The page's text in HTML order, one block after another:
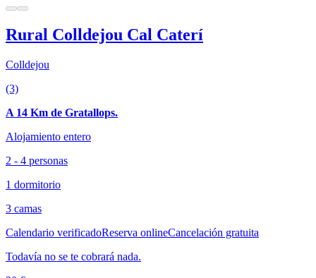
Rural Colldejou Cal Caterí
Colldejou
(3)
A 14 Km de Gratallops.
Alojamiento entero
2 - 4 personas
1 dormitorio
3 camas
Calendario verificadoReserva onlineCancelación gratuita
Todavía no se te cobrará nada.